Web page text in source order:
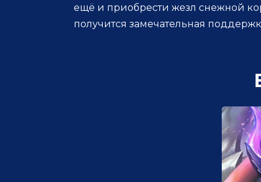
ещё и приобрести жезл снежной
получится замечательная